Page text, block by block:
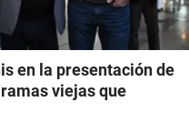
en la presentación de
viejas que